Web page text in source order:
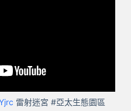
雷射迷宮 #亞太生態園區